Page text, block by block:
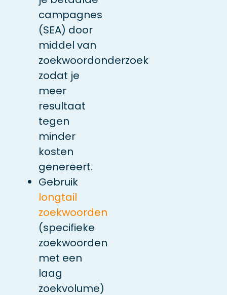
campagnes
(SEA) door
middel van
zoekwoordonderzoek
zodat je
meer
resultaat
tegen
minder
kosten
genereert.
Gebruik
longtail
zoekwoorden
(specifieke
zoekwoorden
met een
laag
zoekvolume)